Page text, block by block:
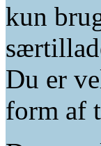
kun
Du er
form af